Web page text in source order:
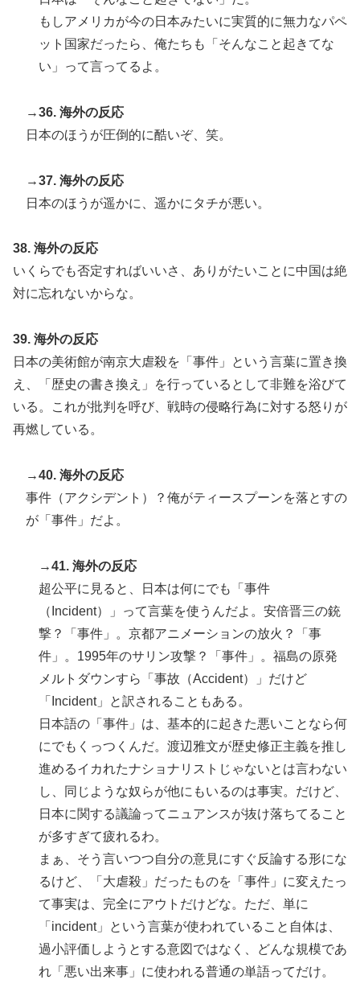
もしアメリカが今の日本みたいに実質的に無力なパペ
ット国家だったら、俺たちも「そんなこと起きてな
い」って言ってるよ。
→36. 海外の反応
日本のほうが圧倒的に酷いぞ、笑。
→37. 海外の反応
日本のほうが遥かに、遥かにタチが悪い。
38. 海外の反応
いくらでも否定すればいいさ、ありがたいことに中国は絶
対に忘れないからな。
39. 海外の反応
日本の美術館が南京大虐殺を「事件」という言葉に置き換
え、「歴史の書き換え」を行っているとして非難を浴びて
いる。これが批判を呼び、戦時の侵略行為に対する怒りが
再燃している。
→40. 海外の反応
事件（アクシデント）？俺がティースプーンを落とすの
が「事件」だよ。
→41. 海外の反応
超公平に見ると、日本は何にでも「事件
（Incident）」って言葉を使うんだよ。安倍晋三の銃
撃？「事件」。京都アニメーションの放火？「事
件」。1995年のサリン攻撃？「事件」。福島の原発
メルトダウンすら「事故（Accident）」だけど
「Incident」と訳されることもある。
日本語の「事件」は、基本的に起きた悪いことなら何
にでもくっつくんだ。渡辺雅文が歴史修正主義を推し
進めるイカれたナショナリストじゃないとは言わない
し、同じような奴らが他にもいるのは事実。だけど、
日本に関する議論ってニュアンスが抜け落ちてること
が多すぎて疲れるわ。
まぁ、そう言いつつ自分の意見にすぐ反論する形にな
るけど、「大虐殺」だったものを「事件」に変えたっ
て事実は、完全にアウトだけどな。ただ、単に
「incident」という言葉が使われていること自体は、
過小評価しようとする意図ではなく、どんな規模であ
れ「悪い出来事」に使われる普通の単語ってだけ。